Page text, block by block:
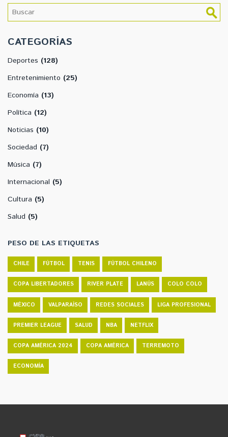
CATEGORÍAS
Deportes (128)
Entretenimiento (25)
Economía (13)
Política (12)
Noticias (10)
Sociedad (7)
Música (7)
Internacional (5)
Cultura (5)
Salud (5)
PESO DE LAS ETIQUETAS
CHILE FÚTBOL TENIS FÚTBOL CHILENO
COPA LIBERTADORES RIVER PLATE LANÚS COLO COLO
MÉXICO VALPARAÍSO REDES SOCIALES LIGA PROFESIONAL
PREMIER LEAGUE SALUD NBA NETFLIX
COPA AMÉRICA 2024 COPA AMÉRICA TERREMOTO
ECONOMÍA